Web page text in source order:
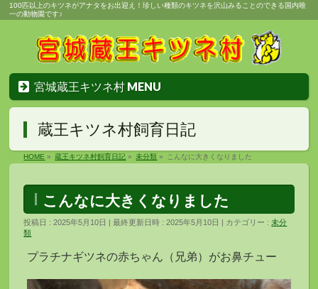
100匹以上のキツネがアナタをお出迎え！珍しい種類のキツネを沢山みることのできる国内唯
一の動物園です♪
宮城蔵王キツネ村 MENU
蔵王キツネ村飼育日記
HOME » 蔵王キツネ村飼育日記 » 未分類 » こんなに大きくなりました
こんなに大きくなりました
投稿日 : 2025年5月10日 最終更新日時 : 2025年5月10日 カテゴリー :未分
類
プラチナギツネの赤ちゃん（兄弟）がお鼻チュー